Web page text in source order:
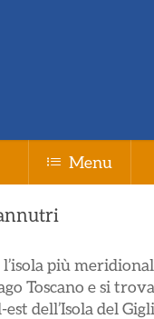
Menu
più
Toscano e si
dell’Isola del